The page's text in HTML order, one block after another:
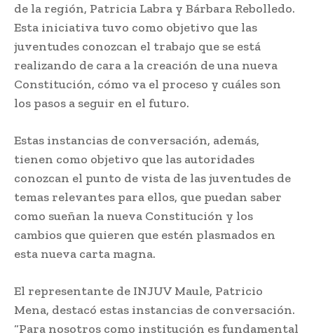
de la región, Patricia Labra y Bárbara Rebolledo.
Esta iniciativa tuvo como objetivo que las
juventudes conozcan el trabajo que se está
realizando de cara a la creación de una nueva
Constitución, cómo va el proceso y cuáles son
los pasos a seguir en el futuro.
Estas instancias de conversación, además,
tienen como objetivo que las autoridades
conozcan el punto de vista de las juventudes de
temas relevantes para ellos, que puedan saber
como sueñan la nueva Constitución y los
cambios que quieren que estén plasmados en
esta nueva carta magna.
El representante de INJUV Maule, Patricio
Mena, destacó estas instancias de conversación.
“Para nosotros como institución es fundamental